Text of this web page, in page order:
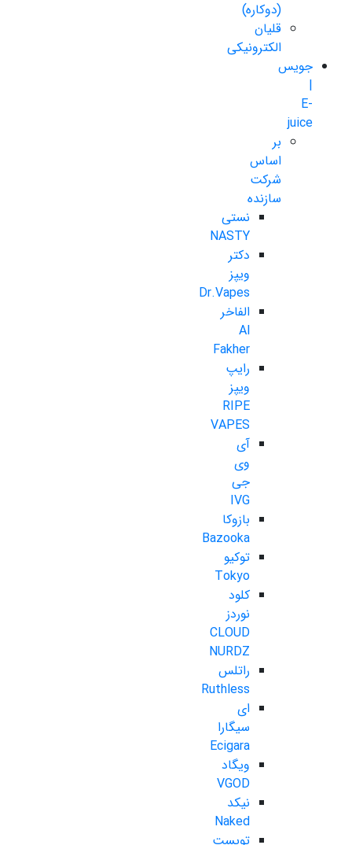
(دوکاره)
قلیان
الکترونیکی
جویس
|
E-
juice
بر
اساس
شرکت
سازنده
نستی
NASTY
دکتر
ویپز
Dr.Vapes
الفاخر
Al
Fakher
رایپ
ویپز
RIPE
VAPES
آی
وی
جی
IVG
بازوکا
Bazooka
توکیو
Tokyo
کلود
نوردز
CLOUD
NURDZ
راتلس
Ruthless
ای
سیگارا
Ecigara
ویگاد
VGOD
نیکد
Naked
تویست